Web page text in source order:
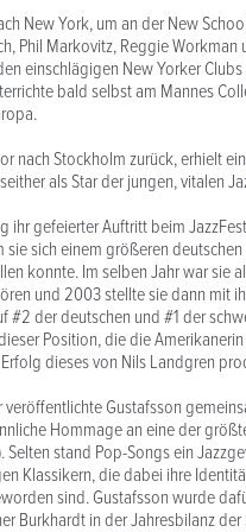
New York, um an der New
Phil Markovitz, Reggie
einschlägigen New Yorker
bald selbst am Mannes
nach Stockholm zurück, erhielt
als Star der jungen, vitalen
ihr gefeierter Auftritt beim
sie sich einem größeren
konnte. Im selben Jahr war sie
und 2003 stellte sie dann mit
#2 der deutschen und #1 der
Position, die die
dieses von Nils Landgren
Gustafsson
Hommage an eine der
Selten stand Pop-Songs ein
Klassikern, die dabei ihre
sind. Gustafsson wurde
Burkhardt in der Jahresbilanz